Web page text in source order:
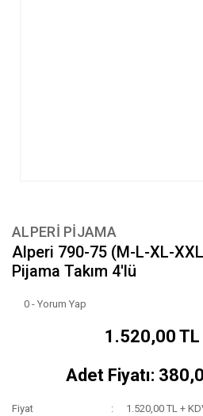
ALPERİ PİJAMA
Alperi 790-75 (M-L-XL-
Pijama Takım 4'lü
0 - Yorum Yap
1.520,00 TL
Adet Fiyatı:
Fiyat
1.520,00 TL +